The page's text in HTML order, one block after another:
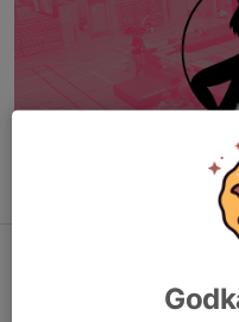
3-14 år, kl 14.30-15.30